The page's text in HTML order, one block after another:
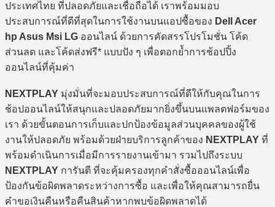
ประเทศไทย ที่ปลอดภัยและเชื่อถือได้ เราพร้อมมอบ
ประสบการณ์ที่ดีที่สุดในการใช้งานบนแอปซื้อของ Dell Acer
hp Asus Msi LG ออนไลน์ ด้วยการคัดสรรโปรโมชั่น โค้ด
ส่วนลด และโค้ดส่งฟรี* แบบปัง ๆ เพื่อตอกย้ำการช้อปปิ้ง
ออนไลน์ที่คุ้มค่า
NEXTPLAY มุ่งมั่นที่จะมอบประสบการณ์ที่ดีให้กับคุณในการ
ช้อปออนไลน์ให้สนุกและปลอดภัยมากยิ่งขึ้นบนแพลตฟอร์มของ
เรา ด้วยขั้นตอนการเก็บและปกป้องข้อมูลส่วนบุคคลของผู้ใช้
งานให้ปลอดภัย พร้อมด้วยฝ่ายบริการลูกค้าของ NEXTPLAY ที่
พร้อมดำเนินการเมื่อมีการรายงานเข้ามา รวมไปถึงระบบ
NEXTPLAY การันตี ที่จะคุ้มครองทุกคำสั่งซื้อออนไลน์เพื่อ
ป้องกันข้อผิดพลาดระหว่างการซื้อ และเพื่อให้คุณสามารถยื่น
คำขอเงินคืนหรือคืนสินค้าหากพบข้อผิดพลาดได้